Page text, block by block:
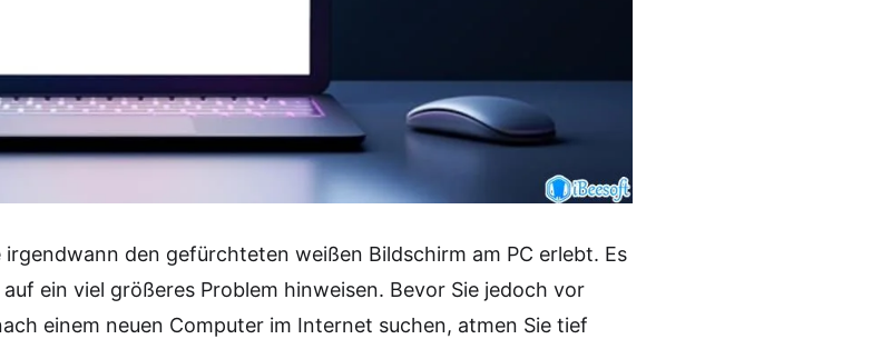
den gefürchteten weißen Bildschirm am PC erlebt. Es
ein viel größeres Problem hinweisen. Bevor Sie jedoch vor
einem neuen Computer im Internet suchen, atmen Sie tief